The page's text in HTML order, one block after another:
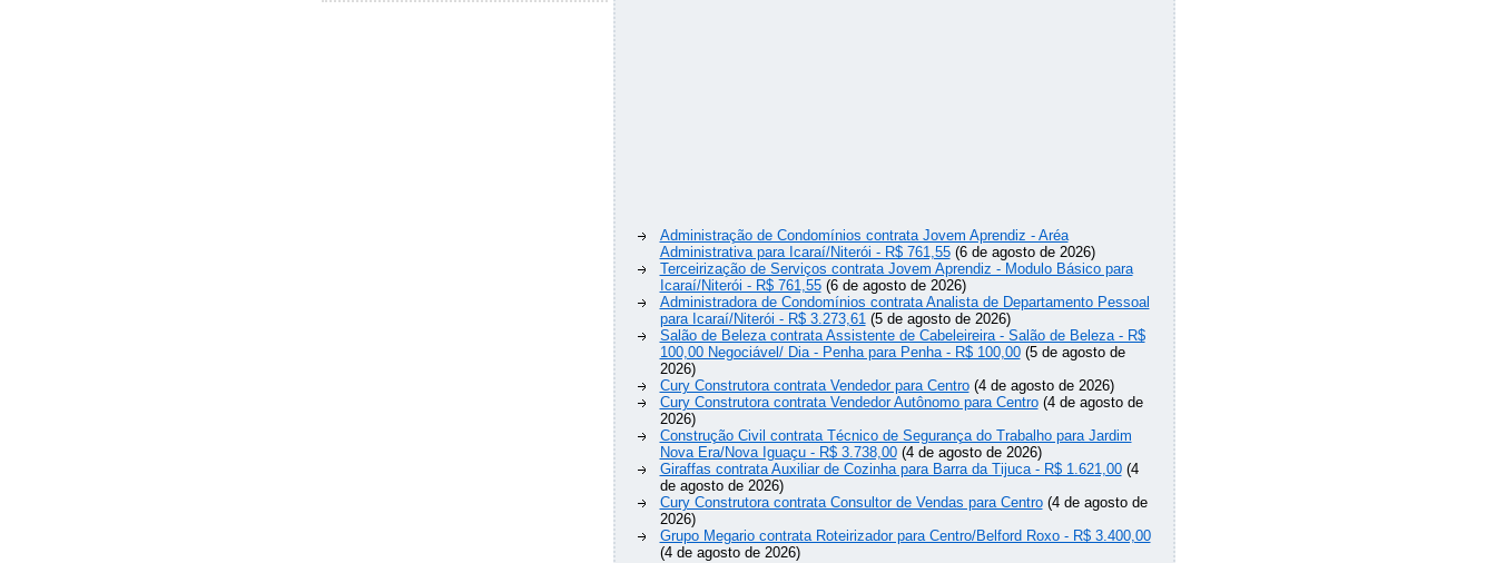
Administração de Condomínios contrata Jovem Aprendiz - Aréa
Administrativa para Icaraí/Niterói - R$ 761,55(6 de agosto de 2026)
Terceirização de Serviços contrata Jovem Aprendiz - Modulo Básico para
Icaraí/Niterói - R$ 761,55(6 de agosto de 2026)
Administradora de Condomínios contrata Analista de Departamento Pessoal
para Icaraí/Niterói - R$ 3.273,61(5 de agosto de 2026)
Salão de Beleza contrata Assistente de Cabeleireira - Salão de Beleza - R$
100,00 Negociável/ Dia - Penha para Penha - R$ 100,00(5 de agosto de
2026)
Cury Construtora contrata Vendedor para Centro(4 de agosto de 2026)
Cury Construtora contrata Vendedor Autônomo para Centro(4 de agosto de
2026)
Construção Civil contrata Técnico de Segurança do Trabalho para Jardim
Nova Era/Nova Iguaçu - R$ 3.738,00(4 de agosto de 2026)
Giraffas contrata Auxiliar de Cozinha para Barra da Tijuca - R$ 1.621,00(4
de agosto de 2026)
Cury Construtora contrata Consultor de Vendas para Centro(4 de agosto de
2026)
Grupo Megario contrata Roteirizador para Centro/Belford Roxo - R$ 3.400,00
(4 de agosto de 2026)